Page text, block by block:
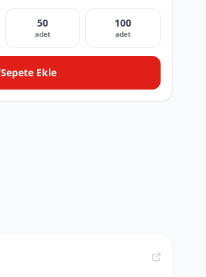
50
adet
100
adet
Sepete Ekle